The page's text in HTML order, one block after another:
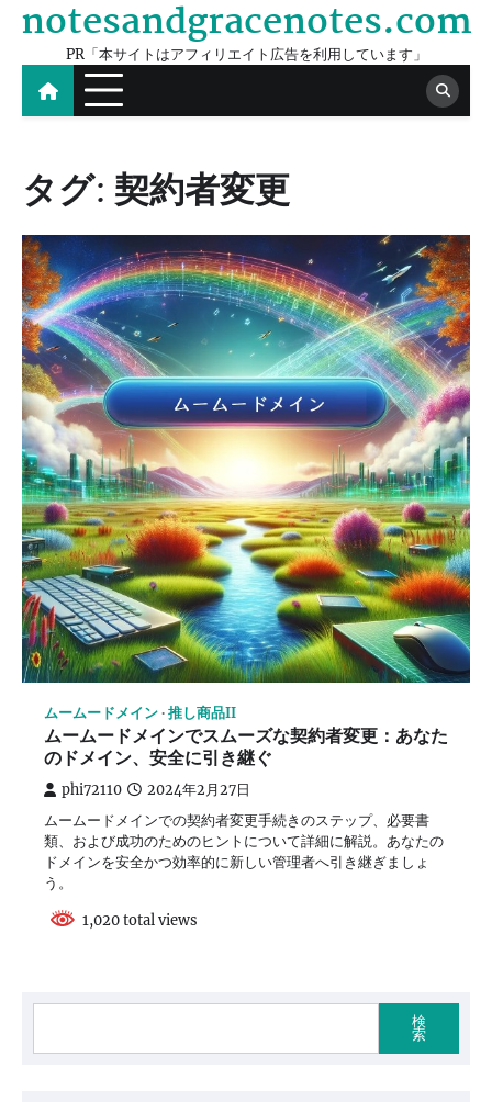
Skip
content
notesandgracenotes.com
PR「本サイトはアフィリエイト広告を利用しています」
タグ:契約者変更
ムームードメイン 推し商品II
ムームードメインでスムーズな契約者変更：あなた
のドメイン、安全に引き継ぐ
phi72110 2024年2月27日
ムームードメインでの契約者変更手続きのステップ、必要書
類、および成功のためのヒントについて詳細に解説。あなたの
ドメインを安全かつ効率的に新しい管理者へ引き継ぎましょ
う。
1,020 total views
検
索